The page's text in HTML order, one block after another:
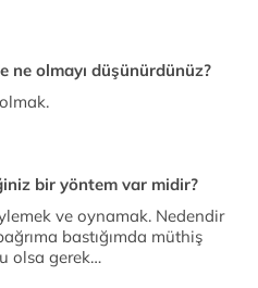
ne olmayı düşünürdünüz?
bir yöntem var midir?
ve oynamak. Nedendir
bastığımda müthiş
olsa gerek…